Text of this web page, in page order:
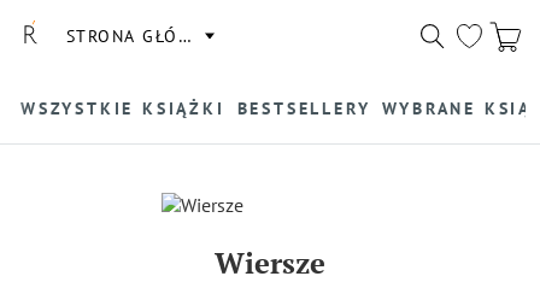
STRONA GŁÓWNA
WSZYSTKIE KSIĄŻKI BESTSELLERY WYBRANE
Wiersze